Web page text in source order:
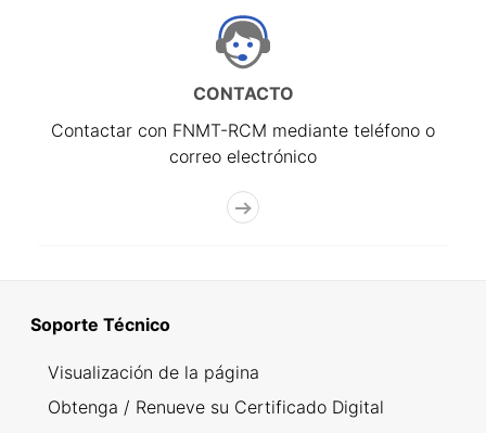
CONTACTO
Contactar con FNMT-RCM mediante teléfono o
correo electrónico
Soporte Técnico
Visualización de la página
Obtenga / Renueve su Certificado Digital